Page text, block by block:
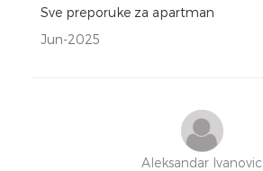
Sve preporuke za apartman
Jun-2025
Aleksandar Ivanovic